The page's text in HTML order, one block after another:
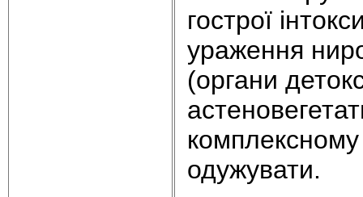
гострої
ураження
(органи
комплексному
одужувати.